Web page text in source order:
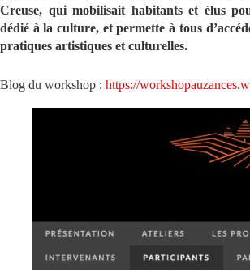
Creuse, qui mobilisait habitants et élus
dédié à la culture, et permette à tous
pratiques artistiques et culturelles.
Blog du workshop : https://